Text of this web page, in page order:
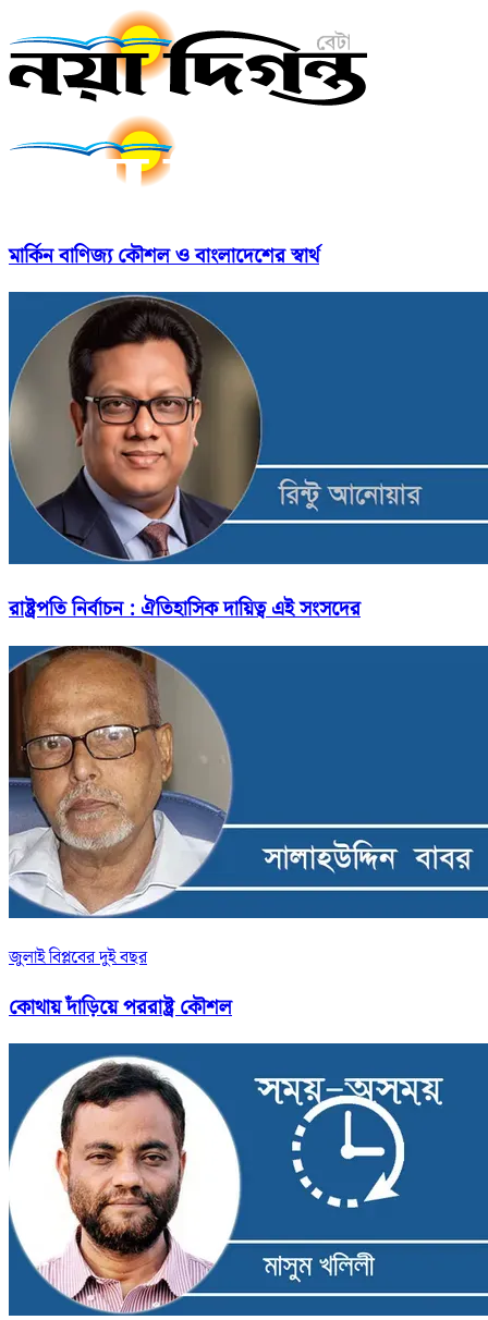
মার্কিন বাণিজ্য কৌশল ও বাংলাদেশের স্বার্থ
রাষ্ট্রপতি নির্বাচন : ঐতিহাসিক দায়িত্ব এই সংসদের
জুলাই বিপ্লবের দুই বছর
কোথায় দাঁড়িয়ে পররাষ্ট্র কৌশল